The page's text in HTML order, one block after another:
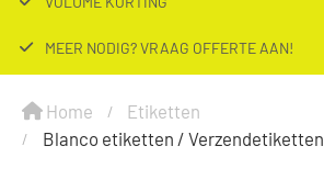
MEER NODIG? VRAAG OFFERTE AAN!
Home
Etiketten
Blanco etiketten / Verzendetiketten